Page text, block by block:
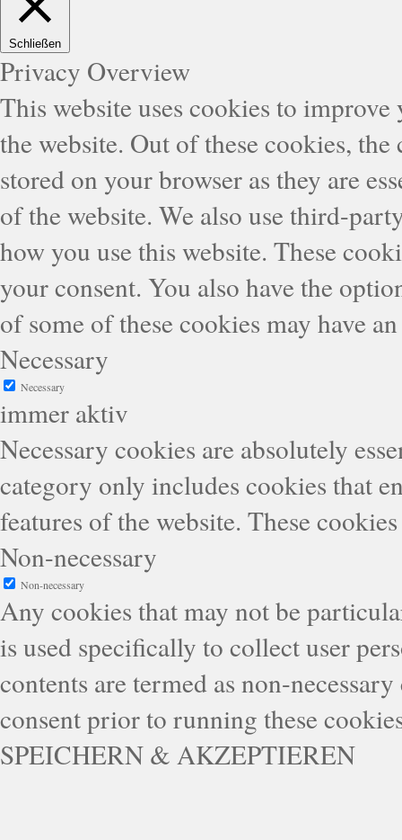
Schließen
Privacy Overview
This website uses cookies to
the website. Out of these cookies,
stored on your browser as they are
of the website. We also use third-
how you use this website. These
your consent. You also have the
of some of these cookies may have
Necessary
Necessary
immer aktiv
Necessary cookies are absolutely
category only includes cookies that
features of the website. These
Non-necessary
Non-necessary
Any cookies that may not be
is used specifically to collect user
contents are termed as non-
consent prior to running these
SPEICHERN & AKZEPTIEREN